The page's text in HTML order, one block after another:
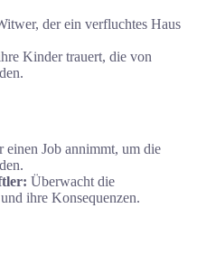
der ein verfluchtes Haus
Kinder trauert, die von
einen Job annimmt, um die
Überwacht die
ihre Konsequenzen.